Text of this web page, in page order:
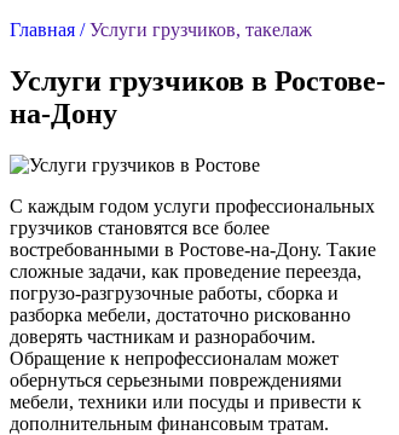
Главная /Услуги грузчиков, такелаж
Услуги грузчиков в Ростове-
на-Дону
С каждым годом услуги профессиональных
грузчиков становятся все более
востребованными в Ростове-на-Дону. Такие
сложные задачи, как проведение переезда,
погрузо-разгрузочные работы, сборка и
разборка мебели, достаточно рискованно
доверять частникам и разнорабочим.
Обращение к непрофессионалам может
обернуться серьезными повреждениями
мебели, техники или посуды и привести к
дополнительным финансовым тратам.